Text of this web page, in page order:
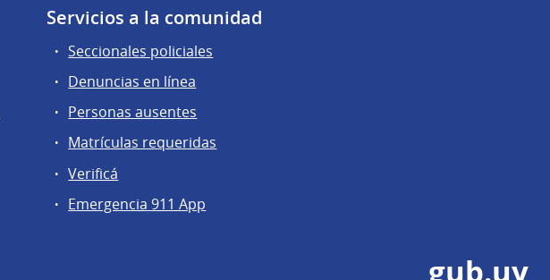
Servicios a la comunidad
Seccionales policiales
Denuncias en línea
Personas ausentes
Matrículas requeridas
Verificá
Emergencia 911 App
gub.uy